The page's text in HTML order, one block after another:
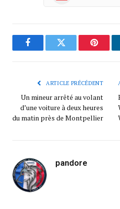
FacebookTwitter
ARTICLE PRÉCÉDENT
Un mineur arrêté au volant
d’une voiture à deux heures
du matin près de Montpellier
pandore